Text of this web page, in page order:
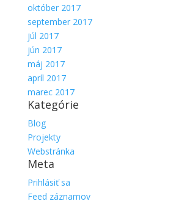
október 2017
september 2017
júl 2017
jún 2017
máj 2017
apríl 2017
marec 2017
Kategórie
Blog
Projekty
Webstránka
Meta
Prihlásiť sa
Feed záznamov